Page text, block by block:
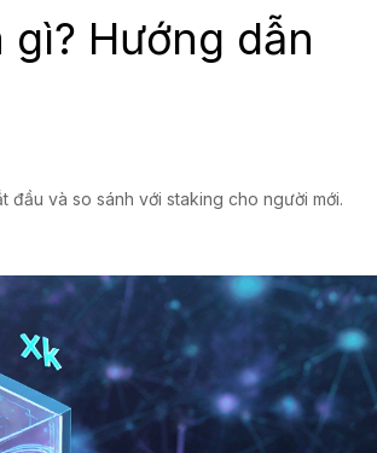
Hướng dẫn
đầu và so sánh với staking cho người mới.